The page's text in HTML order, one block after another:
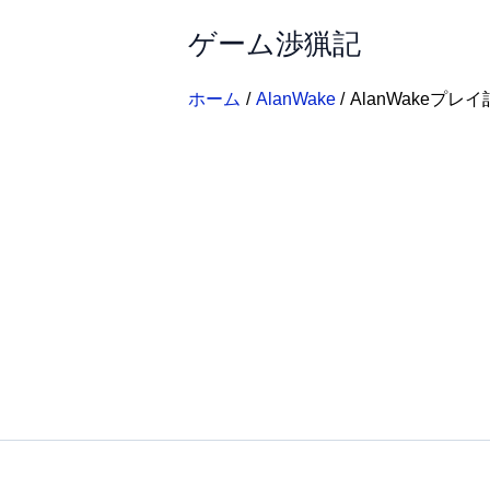
ゲーム渉猟記
ホーム AlanWake AlanWakeプレイ